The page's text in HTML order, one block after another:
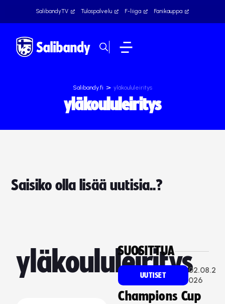
SalibandyTV Tulospalvelu F-liiga Fanikauppa
Salibandy.fi > yläkoululeiritys
yläkoululeiritys
Saisiko olla lisää uutisia..?
yläkoululeiritys
SUOSITTUA
UUTISET
02.08.2
026
Champions Cup